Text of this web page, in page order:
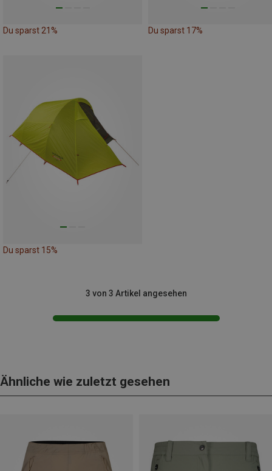
Du sparst 21% Du sparst 17%
Du sparst 15%
3 von 3 Artikel angesehen
Ähnliche wie zuletzt gesehen